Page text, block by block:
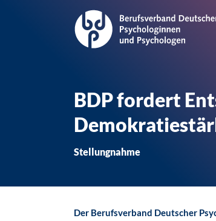
BDP fordert
Stellungnahme
Der Berufsverband Deutscher